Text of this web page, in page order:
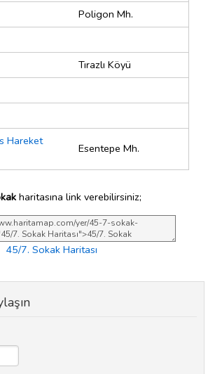
Poligon Mh.
Tırazlı Köyü
Hareket
Esentepe Mh.
haritasına link verebilirsiniz;
45/7. Sokak Haritası